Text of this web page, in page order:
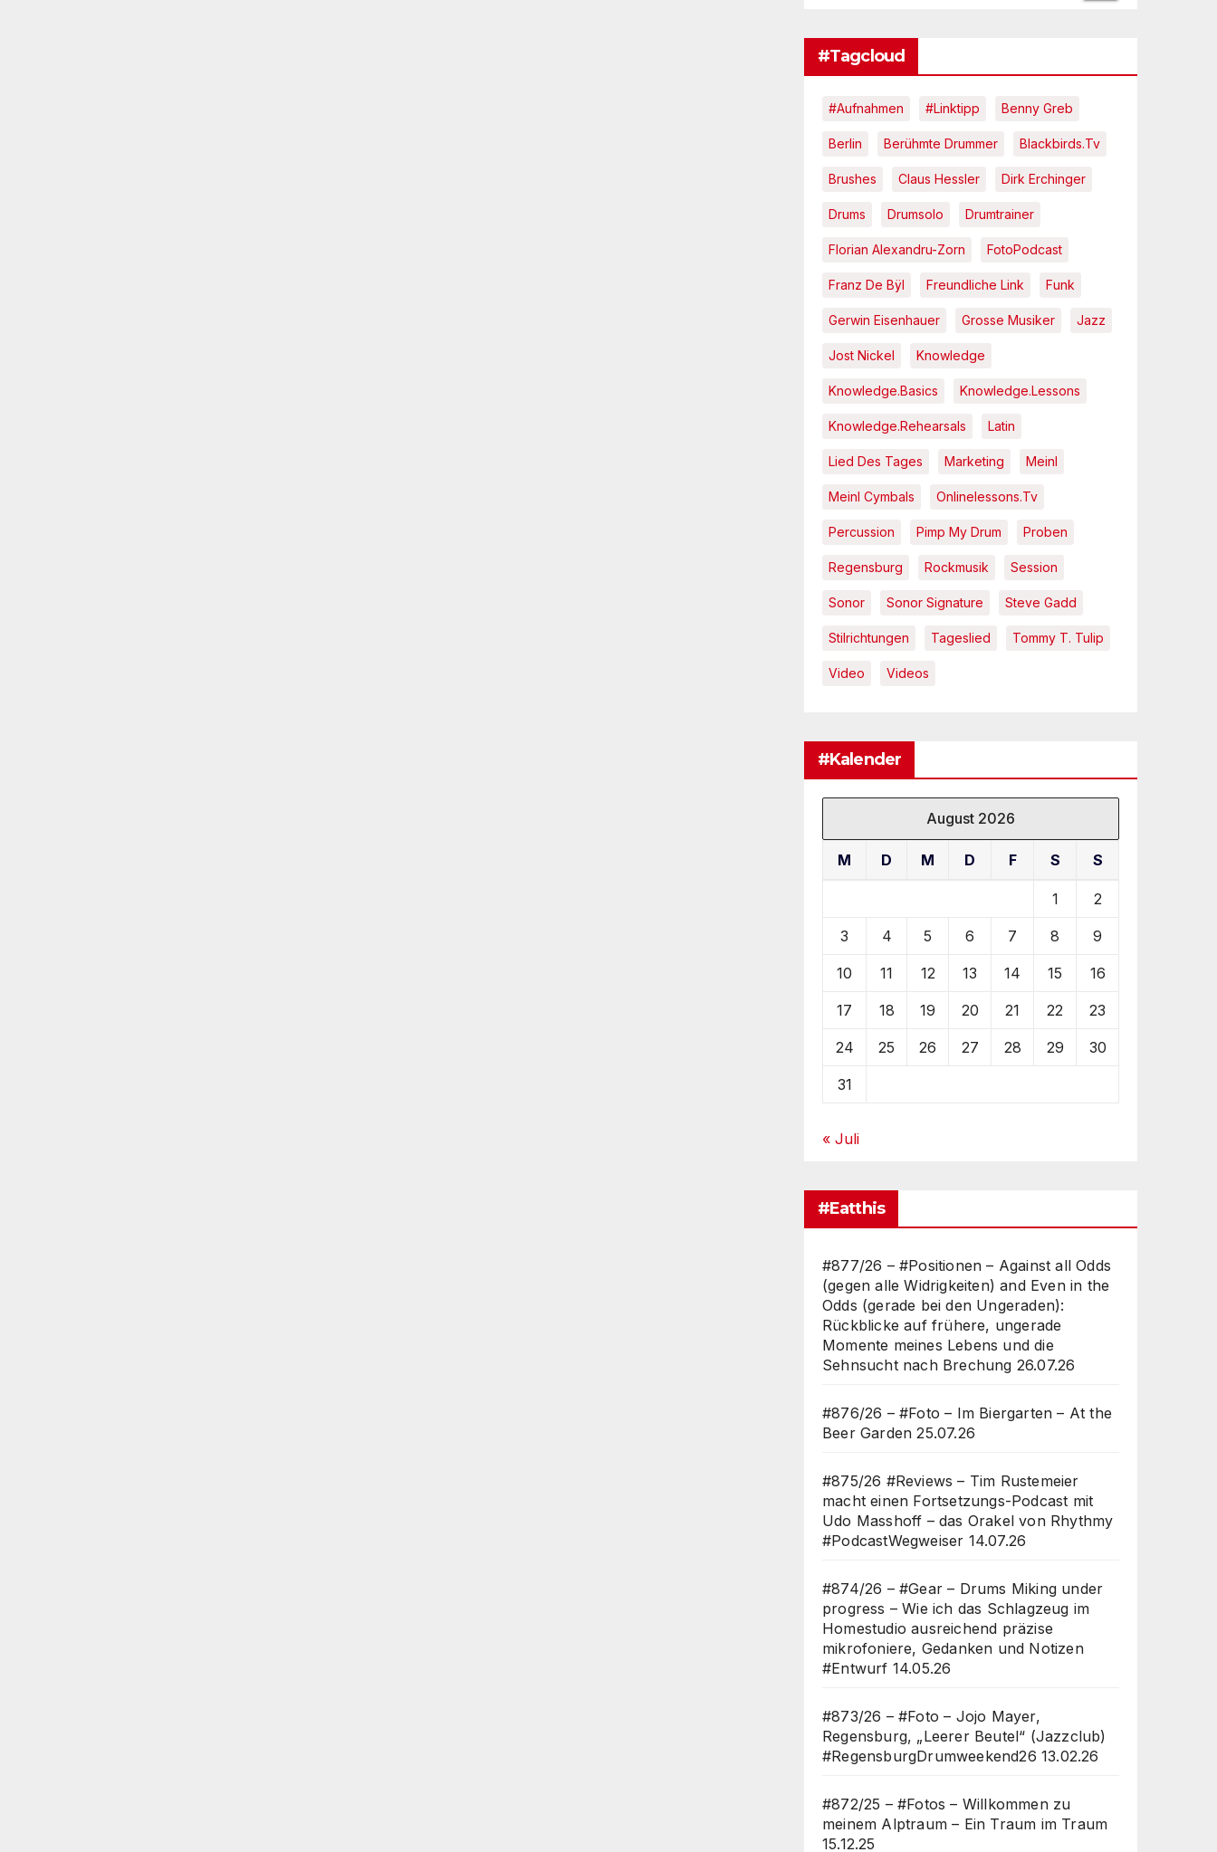
#Tagcloud
#Aufnahmen #Linktipp Benny Greb
Berlin Berühmte Drummer Blackbirds.tv
Brushes Claus Hessler Dirk Erchinger
Drums Drumsolo Drumtrainer
Florian Alexandru-Zorn FotoPodcast
Franz De Bÿl Freundliche Link Funk
Gerwin Eisenhauer Grosse Musiker Jazz
Jost Nickel Knowledge
Knowledge.Basics Knowledge.Lessons
Knowledge.Rehearsals Latin
Lied Des Tages Marketing Meinl
Meinl Cymbals Onlinelessons.tv
Percussion Pimp My Drum Proben
Regensburg Rockmusik Session
Sonor Sonor Signature Steve Gadd
Stilrichtungen Tageslied Tommy T. Tulip
Video Videos
#Kalender
August 2026
M D M D F S S
1 2
3 4 5 6 7 8 9
10 11 12 13 14 15 16
17 18 19 20 21 22 23
24 25 26 27 28 29 30
31
« Juli
#Eatthis
#877/26 – #Positionen – Against all Odds
(gegen alle Widrigkeiten) and Even in the
Odds (gerade bei den Ungeraden):
Rückblicke auf frühere, ungerade
Momente meines Lebens und die
Sehnsucht nach Brechung 26.07.26
#876/26 – #Foto – Im Biergarten – At the
Beer Garden 25.07.26
#875/26 #Reviews – Tim Rustemeier
macht einen Fortsetzungs-Podcast mit
Udo Masshoff – das Orakel von Rhythmy
#PodcastWegweiser 14.07.26
#874/26 – #Gear – Drums Miking under
progress – Wie ich das Schlagzeug im
Homestudio ausreichend präzise
mikrofoniere, Gedanken und Notizen
#Entwurf 14.05.26
#873/26 – #Foto – Jojo Mayer,
Regensburg, „Leerer Beutel“ (Jazzclub)
#RegensburgDrumweekend26 13.02.26
#872/25 – #Fotos – Willkommen zu
meinem Alptraum – Ein Traum im Traum
15.12.25